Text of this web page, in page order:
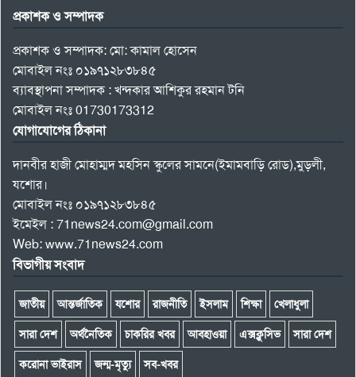
প্রকাশক ও সম্পাদক
প্রকাশক ও সম্পাদক: মো: কামাল হোসেন
মোবাইল নংঃ ০১৯৭১২৮৩৮৪৫
ব্যাবস্থাপনা সম্পাদক : খন্দকার আশিকুর রহমান টনি
মোবাইল নংঃ 01730173312
যোগাযোগের ঠিকানা
দানবীর হাজী মোহাম্মদ মহসিন স্কুলের সামনে(ইমামবাড়ি রোড),মুড়লী,
যশোর।
মোবাইল নংঃ ০১৯৭১২৮৩৮৪৫
ইমেইল : 71news24.com@gmail.com
Web: www.71news24.com
বিভাগীয় সংবাদ
জাতীয় আন্তর্জাতিক যশোর রাজনীতি ইসলাম শিক্ষা খেলাধুলা
সারা দেশ অর্থনৈতিক চাকরির খবর আবহাওয়া এক্সক্লুসিভ সারা দেশ
করোনা ভাইরাস জন্ম-মৃত্যু সব-খবর